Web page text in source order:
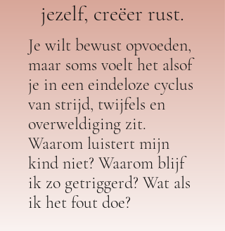
jezelf, creëer rust.
Je wilt bewust opvoeden,
maar soms voelt het alsof
je in een eindeloze cyclus
van strijd, twijfels en
overweldiging zit.
Waarom luistert mijn
kind niet? Waarom blijf
ik zo getriggerd? Wat als
ik het fout doe?